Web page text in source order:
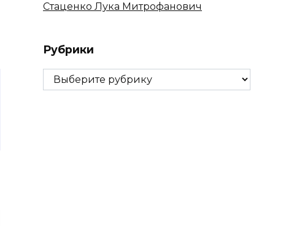
Стаценко Лука Митрофанович
Рубрики
Рубрики